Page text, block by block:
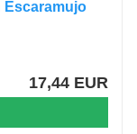
Escaramujo
17,44 EUR